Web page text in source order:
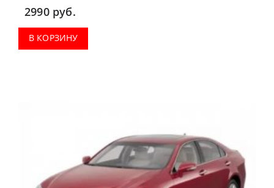
2990 руб.
В КОРЗИНУ